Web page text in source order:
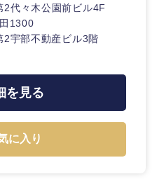
代々木公園前ビル4F
1300
宇部不動産ビル3階
を見る
に入り